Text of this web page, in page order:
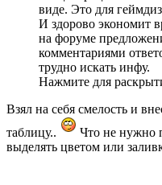
виде. Это для
И здорово экономит
на форуме
комментариями
трудно искать инфу.
Нажмите для
Взял на себя смелость и
таблицу..
Что не нужно
выделять цветом или